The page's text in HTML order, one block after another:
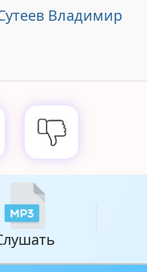
Владимир